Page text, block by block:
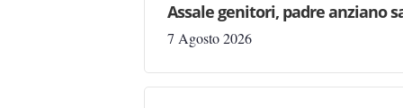
Assale genitori, padre anziano
7 Agosto 2026